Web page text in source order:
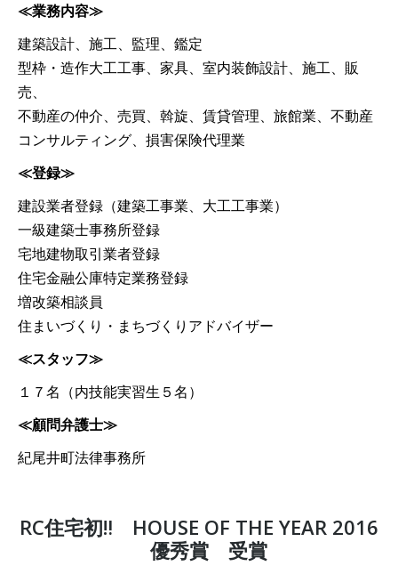
≪業務内容≫
建築設計、施工、監理、鑑定
型枠・造作大工工事、家具、室内装飾設計、施工、販
売、
不動産の仲介、売買、斡旋、賃貸管理、旅館業、不動産
コンサルティング、損害保険代理業
≪登録≫
建設業者登録（建築工事業、大工工事業）
一級建築士事務所登録
宅地建物取引業者登録
住宅金融公庫特定業務登録
増改築相談員
住まいづくり・まちづくりアドバイザー
≪スタッフ≫
１７名（内技能実習生５名）
≪顧問弁護士≫
紀尾井町法律事務所
RC住宅初‼ HOUSE OF THE YEAR 2016
優秀賞 受賞